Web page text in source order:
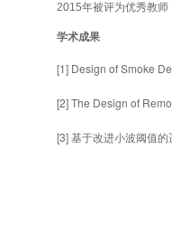
2015年被评为优秀教师
学术成果
[1] Design of Smoke
[2]The Design of
[3] 基于改进小波阈值的